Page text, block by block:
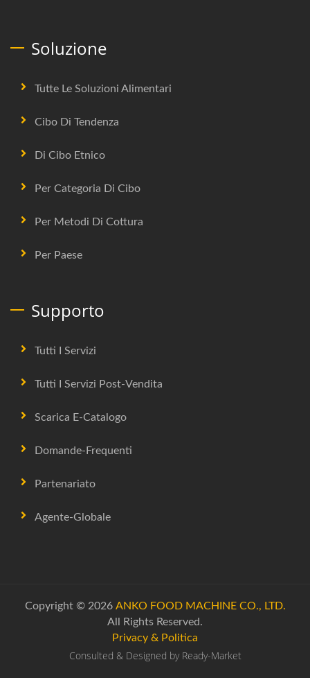
Soluzione
Tutte Le Soluzioni Alimentari
Cibo Di Tendenza
Di Cibo Etnico
Per Categoria Di Cibo
Per Metodi Di Cottura
Per Paese
Supporto
Tutti I Servizi
Tutti I Servizi Post-Vendita
Scarica E-Catalogo
Domande-Frequenti
Partenariato
Agente-Globale
Copyright © 2026 ANKO FOOD MACHINE CO., LTD.
All Rights Reserved.
Privacy & Politica
Consulted & Designed by Ready-Market